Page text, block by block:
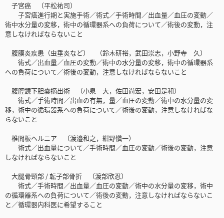
子宮癌 （平松祐司）
子宮癌進行期と実施手術／術式／手術時間／出血量／血圧の変動／
術中水分量の変移，術中の循環器系への負荷について／術後の変動，注
意しなければならないこと
腹膜炎疾患（虫垂炎など） （鈴木研裕，武田崇志，小野寺 久）
術式／出血量／血圧の変動／術中の水分量の変移，術中の循環器系
への負荷について／術後の変動，注意しなければならないこと
腹腔鏡下胆嚢摘出術 （小泉 大，佐田尚宏，安田是和）
術式／手術時間／出血の有無，量／血圧の変動／術中の水分量の変
移，術中の循環器系への負荷について／術後の変動，注意しなければな
らないこと
椎間板ヘルニア （渡邉和之，紺野愼一）
術式／出血量について／手術時間／血圧の変動／術後の変動，注意
しなければならないこと
大腿骨頸部 / 転子部骨折 （渡部欣忍）
術式／手術時間／出血量／血圧の変動／術中の水分量の変移，術中
の循環器系への負荷について／術後の変動，注意しなければならないこ
と／循環器内科医に希望すること